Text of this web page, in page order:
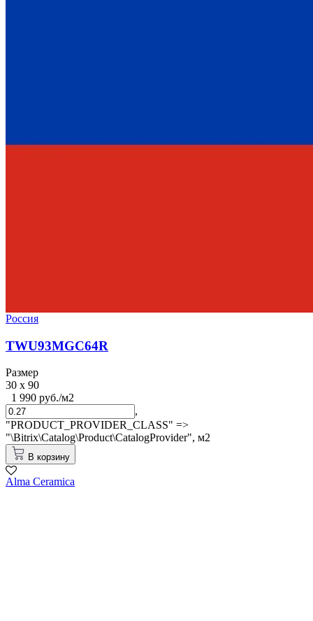
Россия
TWU93MGC64R
Размер
30 x 90
1 990 руб./м2
,
"PRODUCT_PROVIDER_CLASS" =>
"\Bitrix\Catalog\Product\CatalogProvider", м2
В корзину
Alma Ceramica